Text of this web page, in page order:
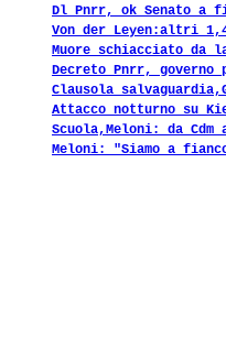
Dl Pnrr, ok Senato a
Von der Leyen:altri
Muore schiacciato da
Decreto Pnrr,
Clausola
Attacco notturno su
Scuola,Meloni: da
Meloni: "Siamo a